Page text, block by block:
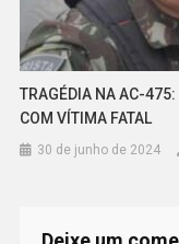
TRAGÉDIA NA AC-475:
COM VÍTIMA FATAL
30 de junho de 2024